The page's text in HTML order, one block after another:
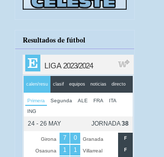
Resultados de fútbol